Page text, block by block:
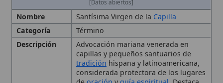
Advocación mariana venerada en
capillas y pequeños santuarios de
tradiciónhispana y latinoamericana,
considerada protectora de los lugares
deoraciónyguía espiritual. Destaca
lamaternidad divina de Maríay su
intercesiónprotectora a favor de los
fieles y los lugares deculto
8 de diciembre